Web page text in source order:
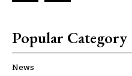
Popular Category
News